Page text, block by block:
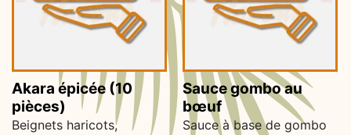
Akara épicée (10
pièces)
Beignets haricots,
Sauce gombo au
bœuf
Sauce à base de gombo